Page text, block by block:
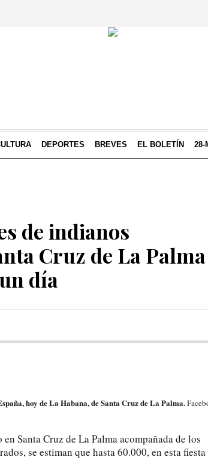
DEPORTES BREVES EL BOLETÍN 28-
de indianos
Cruz de La
día
hoy de La Habana, de Santa Cruz de La Palma.
Santa Cruz de La Palma acompañada de los
se estiman que hasta 60.000, en esta